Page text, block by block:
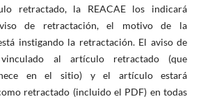
retractado, la REACAE los indicará
de retractación, el motivo de la
instigando la retractación. El aviso de
al artículo retractado (que
en el sitio) y el artículo estará
retractado (incluido el PDF) en todas